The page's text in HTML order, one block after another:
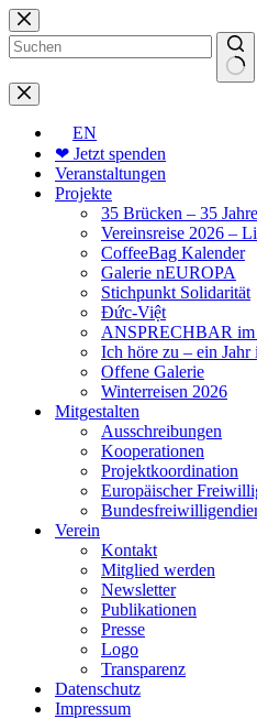
Zum
Inhalt
springen
Keine
Ergebnisse
EN
❤ Jetzt spenden
Veranstaltungen
Projekte
35 Brücken – 35
Vereinsreise 2026 –
CoffeeBag Kalender
Galerie nEUROPA
Stichpunkt Solidarität
Đức-Việt
ANSPRECHBAR im
Ich höre zu – ein Jahr
Offene Galerie
Winterreisen 2026
Mitgestalten
Ausschreibungen
Kooperationen
Projektkoordination
Europäischer
Verein
Kontakt
Mitglied werden
Newsletter
Publikationen
Presse
Logo
Transparenz
Datenschutz
Impressum